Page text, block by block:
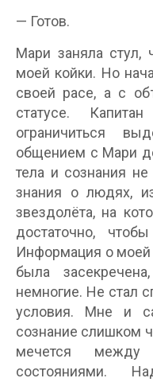
— Готов.
Мари заняла стул,
моей койки. Но
своей расе, а с
статусе.
ограничиться
общением с Мари
тела и сознания
знания о людях,
звездолёта, на
достаточно,
Информация о моей
была
немногие. Не стал
условия. Мне и
сознание слишком
мечется
состояниями.